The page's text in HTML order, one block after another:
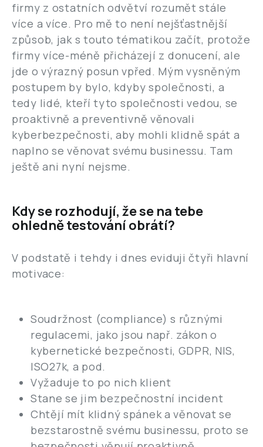
firmy z ostatních odvětví rozumět stále
více a více. Pro mě to není nejšťastnější
způsob, jak s touto tématikou začít, protože
firmy více-méně přicházejí z donucení, ale
jde o výrazný posun vpřed. Mým vysněným
postupem by bylo, kdyby společnosti, a
tedy lidé, kteří tyto společnosti vedou, se
proaktivně a preventivně věnovali
kyberbezpečnosti, aby mohli klidně spát a
naplno se věnovat svému businessu. Tam
ještě ani nyní nejsme.
Kdy se rozhodují, že se na tebe
ohledně testování obrátí?
V podstatě i tehdy i dnes eviduji čtyři hlavní
motivace:
Soudržnost (compliance) s různými
regulacemi, jako jsou např. zákon o
kybernetické bezpečnosti, GDPR, NIS,
ISO27k, a pod.
Vyžaduje to po nich klient
Stane se jim bezpečnostní incident
Chtějí mít klidný spánek a věnovat se
bezstarostně svému businessu, proto se